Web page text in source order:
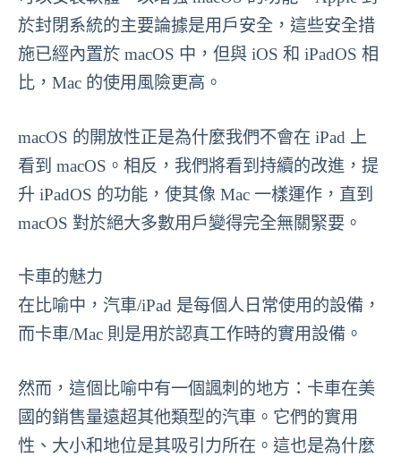
於封閉系統的主要論據是用戶安全，這些安全措
施已經內置於 macOS 中，但與 iOS 和 iPadOS 相
比，Mac 的使用風險更高。
macOS 的開放性正是為什麼我們不會在 iPad 上
看到 macOS。相反，我們將看到持續的改進，提
升 iPadOS 的功能，使其像 Mac 一樣運作，直到
macOS 對於絕大多數用戶變得完全無關緊要。
卡車的魅力
在比喻中，汽車/iPad 是每個人日常使用的設備，
而卡車/Mac 則是用於認真工作時的實用設備。
然而，這個比喻中有一個諷刺的地方：卡車在美
國的銷售量遠超其他類型的汽車。它們的實用
性、大小和地位是其吸引力所在。這也是為什麼